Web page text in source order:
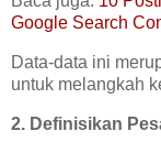
Google Search
Data-data ini
untuk melangkah
2. Definisikan